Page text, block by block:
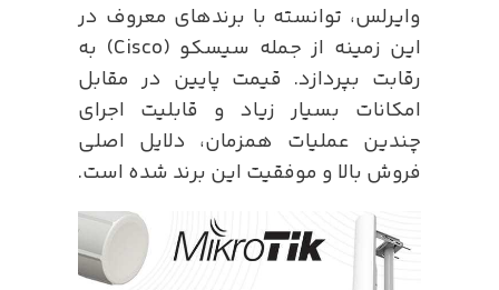
وایرلس، توانسته با برندهای معروف در
این زمینه از جمله سیسکو (Cisco) به
رقابت بپردازد. قیمت پایین در مقابل
امکانات بسیار زیاد و قابلیت اجرای
چندین عملیات همزمان، دلایل اصلی
فروش بالا و موفقیت این برند شده است.